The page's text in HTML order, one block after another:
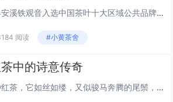
福建省泉州市安溪县安溪铁观音入选中国茶叶十大区域公共品牌, “安溪铁观音茶文化系统”被联合国粮农组织正式认定为“全球重要农业文化遗产”。近年来，安溪县紧紧围绕统筹做好茶文化、茶产业、茶科技这篇大文章，以创建国家级农业现代化示范区为载体，稳...
阅读 #小黄茶舍
中的诗意传奇
在茶的世界里，有一种红茶，它如丝如缕，又似骏马奔腾的尾鬃，轻盈而富有力量，那就是金骏眉。这名字，既是对其形态的美妙描绘，又似一曲悠扬的乐章，让人在品味间，仿佛能听到历史的回声，感受到文化的韵味。金骏眉，这个名字仿佛带着一种神秘的魅力，引人遐...